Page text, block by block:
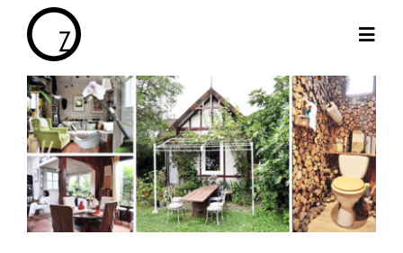
Passer
contenu
By Cath
Les projets
Haut de gamme